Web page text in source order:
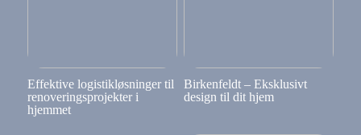
Effektive logistikløsninger til
renoveringsprojekter i
hjemmet
Birkenfeldt – Eksklusivt
design til dit hjem